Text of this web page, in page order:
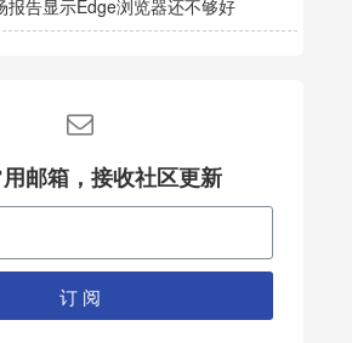
报告显示Edge浏览器还不够好
邮箱，接收社区更新
订 阅